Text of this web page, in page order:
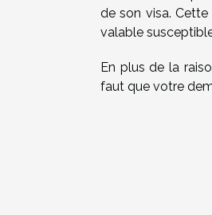
de son visa.
valable
En plus de la
faut que votre